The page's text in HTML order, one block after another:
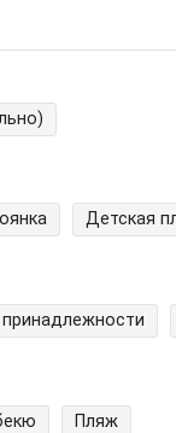
Детская
принадлежности
Пляж